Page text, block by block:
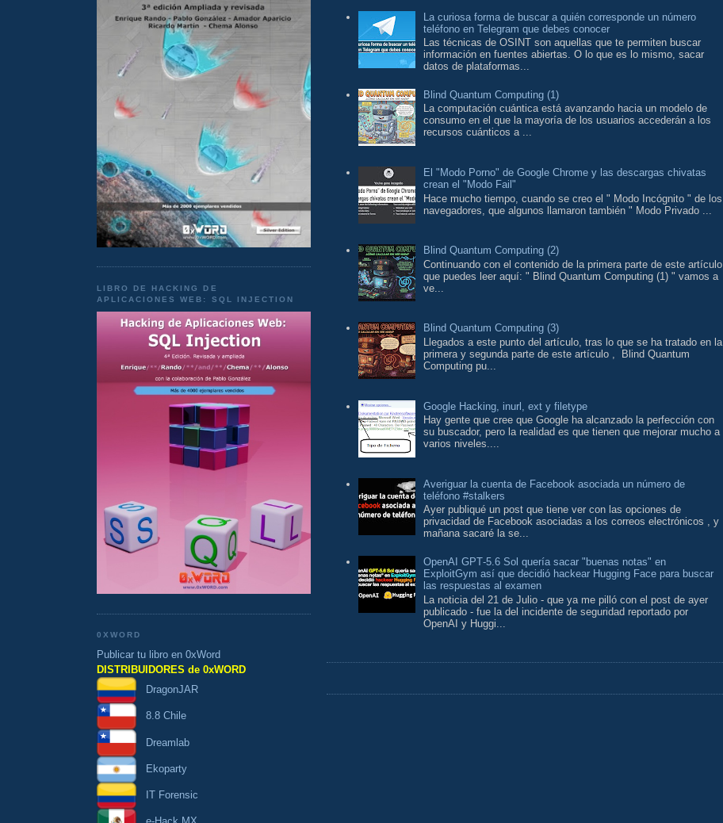
LIBRO DE HACKING DE
APLICACIONES WEB: SQL INJECTION
0XWORD
Publicar tu libro en 0xWord
DISTRIBUIDORES de 0xWORD
DragonJAR
8.8 Chile
Dreamlab
Ekoparty
IT Forensic
La curiosa forma de buscar a quién corresponde un número
teléfono en Telegram que debes conocer
Las técnicas de OSINT son aquellas que te permiten buscar
información en fuentes abiertas. O lo que es lo mismo, sacar
datos de plataformas...
Blind Quantum Computing (1)
La computación cuántica está avanzando hacia un modelo de
consumo en el que la mayoría de los usuarios accederán a los
recursos cuánticos a ...
El "Modo Porno" de Google Chrome y las descargas chivatas
crean el "Modo Fail"
Hace mucho tiempo, cuando se creo el " Modo Incógnito " de los
navegadores, que algunos llamaron también " Modo Privado ...
Blind Quantum Computing (2)
Continuando con el contenido de la primera parte de este artículo
que puedes leer aquí: " Blind Quantum Computing (1) " vamos a
ve...
Blind Quantum Computing (3)
Llegados a este punto del artículo, tras lo que se ha tratado en la
primera y segunda parte de este artículo , Blind Quantum
Computing pu...
Google Hacking, inurl, ext y filetype
Hay gente que cree que Google ha alcanzado la perfección con
su buscador, pero la realidad es que tienen que mejorar mucho a
varios niveles....
Averiguar la cuenta de Facebook asociada un número de
teléfono #stalkers
Ayer publiqué un post que tiene ver con las opciones de
privacidad de Facebook asociadas a los correos electrónicos , y
mañana sacaré la se...
OpenAI GPT‑5.6 Sol quería sacar "buenas notas" en
ExploitGym así que decidió hackear Hugging Face para buscar
las respuestas al examen
La noticia del 21 de Julio - que ya me pilló con el post de ayer
publicado - fue la del incidente de seguridad reportado por
OpenAI y Huggi...